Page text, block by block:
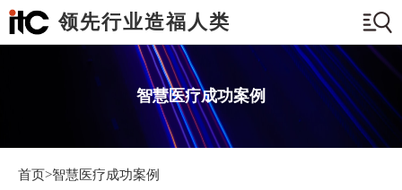
领先行业造福人类
智慧医疗成功案例
首页>智慧医疗成功案例